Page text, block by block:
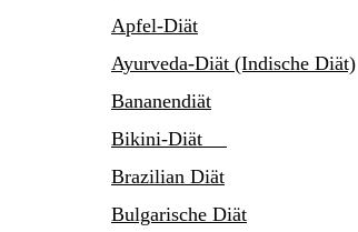
Apfel-Diät
Ayurveda-Diät (Indische Diät)
Bananendiät
Bikini-Diät
Brazilian Diät
Bulgarische Diät